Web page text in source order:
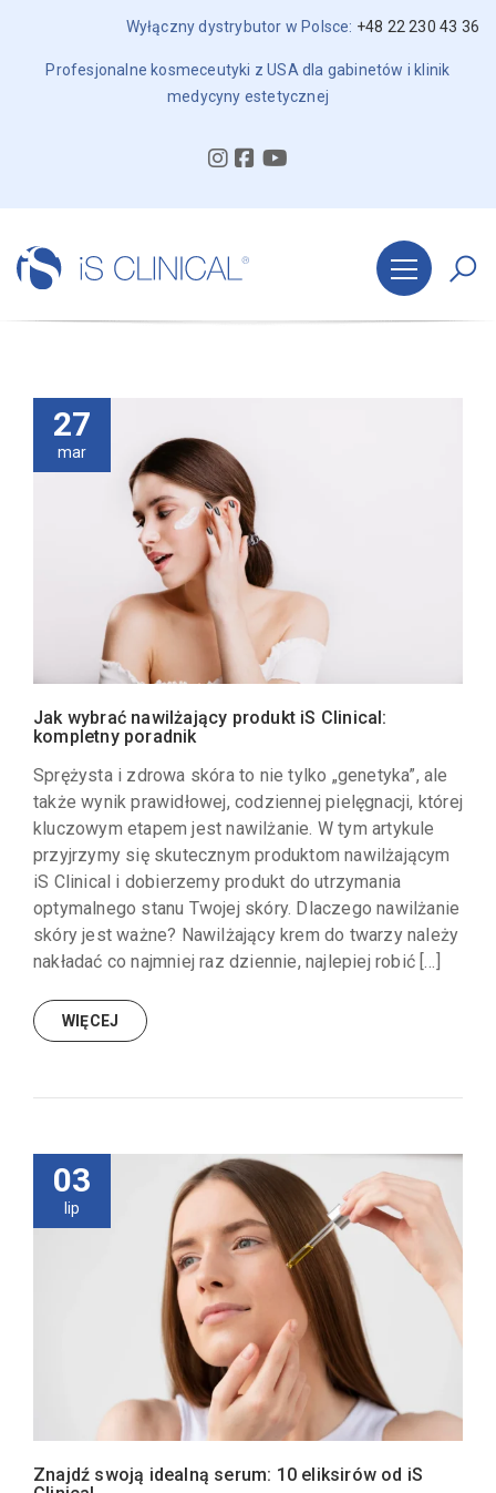
Wyłączny dystrybutor w Polsce: +48 22 230 43 36
Profesjonalne kosmeceutyki z USA dla gabinetów i klinik
medycyny estetycznej
27
mar
Jak wybrać nawilżający produkt iS Clinical:
kompletny poradnik
Sprężysta i zdrowa skóra to nie tylko „genetyka”, ale
także wynik prawidłowej, codziennej pielęgnacji, której
kluczowym etapem jest nawilżanie. W tym artykule
przyjrzymy się skutecznym produktom nawilżającym
iS Clinical i dobierzemy produkt do utrzymania
optymalnego stanu Twojej skóry. Dlaczego nawilżanie
skóry jest ważne? Nawilżający krem do twarzy należy
nakładać co najmniej raz dziennie, najlepiej robić […]
WIĘCEJ
03
lip
Znajdź swoją idealną serum: 10 eliksirów od iS